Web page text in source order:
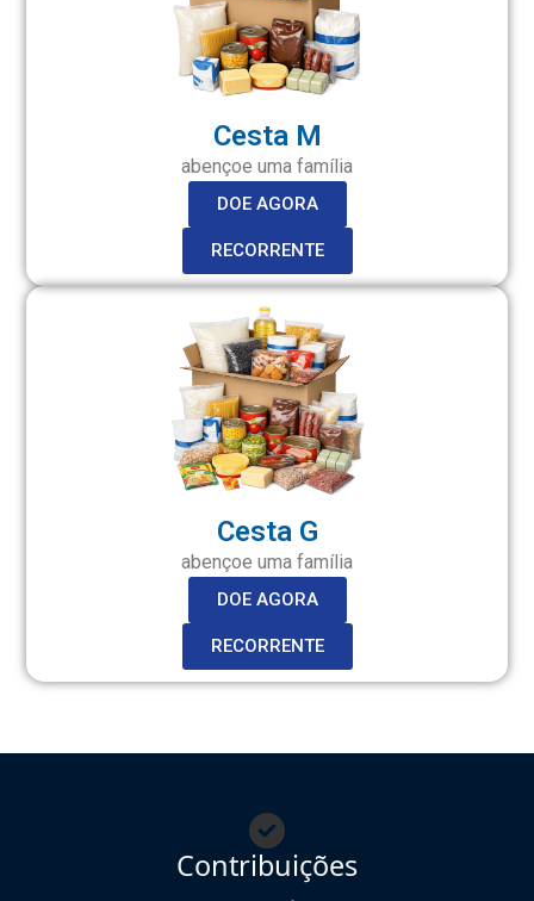
Cesta M
abençoe uma família
DOE AGORA
RECORRENTE
Cesta G
abençoe uma família
DOE AGORA
RECORRENTE
Contribuições